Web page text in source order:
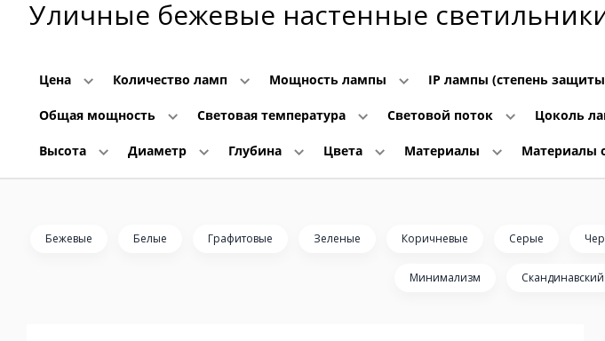
Уличные бежевые настенные
Цена Количество ламп Мощность лампы IP лампы (степень
Общая мощность Световая температура Световой поток Цоколь
Высота Диаметр Глубина Цвета Материалы Материалы
Бежевые Белые Графитовые Зеленые Коричневые Серые
Минимализм Скандинавский